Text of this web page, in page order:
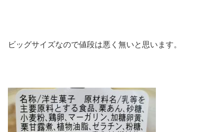
ビッグサイズなので値段は悪く無いと思います。